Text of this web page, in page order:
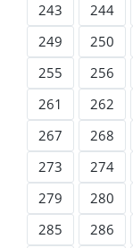
243
244
249
250
255
256
261
262
267
268
273
274
279
280
285
286